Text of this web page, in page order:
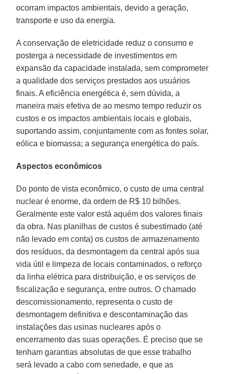
ocorram impactos ambientais, devido a geração,
transporte e uso da energia.
A conservação de eletricidade reduz o consumo e
posterga a necessidade de investimentos em
expansão da capacidade instalada, sem comprometer
a qualidade dos serviços prestados aos usuários
finais. A eficiência energética é, sem dúvida, a
maneira mais efetiva de ao mesmo tempo reduzir os
custos e os impactos ambientais locais e globais,
suportando assim, conjuntamente com as fontes solar,
eólica e biomassa; a segurança energética do país.
Aspectos econômicos
Do ponto de vista econômico, o custo de uma central
nuclear é enorme, da ordem de R$ 10 bilhões.
Geralmente este valor está aquém dos valores finais
da obra. Nas planilhas de custos é subestimado (até
não levado em conta) os custos de armazenamento
dos resíduos, da desmontagem da central após sua
vida útil e limpeza de locais contaminados, o reforço
da linha elétrica para distribuição, e os serviços de
fiscalização e segurança, entre outros. O chamado
descomissionamento, representa o custo de
desmontagem definitiva e descontaminação das
instalações das usinas nucleares após o
encerramento das suas operações. É preciso que se
tenham garantias absolutas de que esse trabalho
será levado a cabo com seriedade, e que as